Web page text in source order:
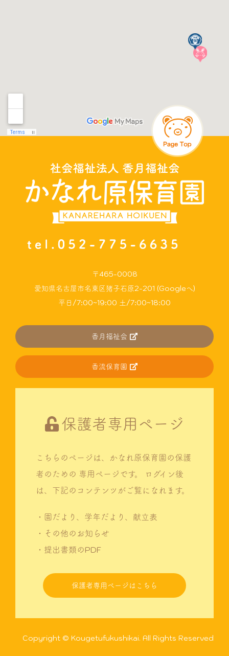
〒465-0008
愛知県名古屋市名東区猪子石原2-201 (Googleへ)
平日/7:00~19:00 土/7:00~18:00
香月福祉会
香流保育園
保護者専用ページ
こちらのページは、かなれ原保育園の保護
者のための 専用ページです。
ログイン後
は、下記のコンテンツがご覧になれます。
・園だより、学年だより、献立表
・その他のお知らせ
・提出書類のPDF
保護者専用ページはこちら
Copyright © Kougetufukushikai. All Rights Reserved